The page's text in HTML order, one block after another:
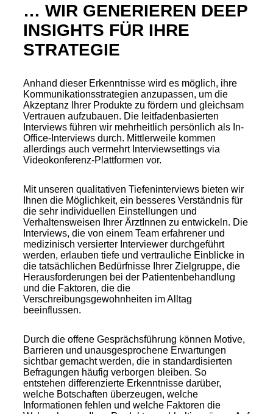
… WIR GENERIEREN DEEP
INSIGHTS FÜR IHRE
STRATEGIE
Anhand dieser Erkenntnisse wird es möglich, ihre
Kommunikationsstrategien anzupassen, um die
Akzeptanz Ihrer Produkte zu fördern und gleichsam
Vertrauen aufzubauen. Die leitfadenbasierten
Interviews führen wir mehrheitlich persönlich als In-
Office-Interviews durch. Mittlerweile kommen
allerdings auch vermehrt Interviewsettings via
Videokonferenz-Plattformen vor.
Mit unseren qualitativen Tiefeninterviews bieten wir
Ihnen die Möglichkeit, ein besseres Verständnis für
die sehr individuellen Einstellungen und
Verhaltensweisen Ihrer ÄrztInnen zu entwickeln. Die
Interviews, die von einem Team erfahrener und
medizinisch versierter Interviewer durchgeführt
werden, erlauben tiefe und vertrauliche Einblicke in
die tatsächlichen Bedürfnisse Ihrer Zielgruppe, die
Herausforderungen bei der Patientenbehandlung
und die Faktoren, die die
Verschreibungsgewohnheiten im Alltag
beeinflussen.
Durch die offene Gesprächsführung können Motive,
Barrieren und unausgesprochene Erwartungen
sichtbar gemacht werden, die in standardisierten
Befragungen häufig verborgen bleiben. So
entstehen differenzierte Erkenntnisse darüber,
welche Botschaften überzeugen, welche
Informationen fehlen und welche Faktoren die